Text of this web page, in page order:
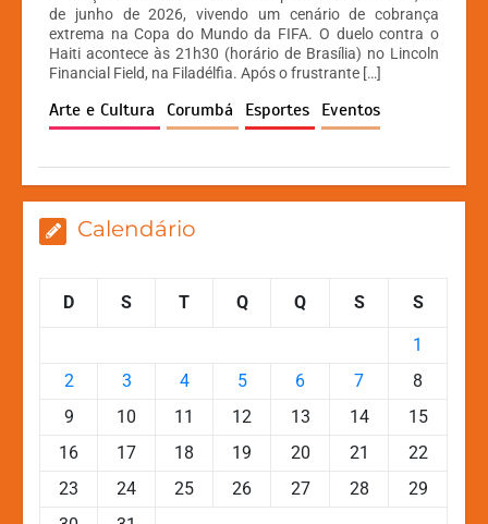
at
s
A
p
c
e
b
o
k
s
s
e
n
er
p
y
Li
n
de junho de 2026, vivendo um cenário de cobrança
extrema na Copa do Mundo da FIFA. O duelo contra o
Haiti acontece às 21h30 (horário de Brasília) no Lincoln
Financial Field, na Filadélfia. Após o frustrante […]
Arte e Cultura Corumbá Esportes Eventos
Calendário
D S T Q Q S S
1
2
3 4 5 6 7
8
9
10 11 12 13 14
15
16
17 18 19 20 21
22
23
24 25 26 27 28
29